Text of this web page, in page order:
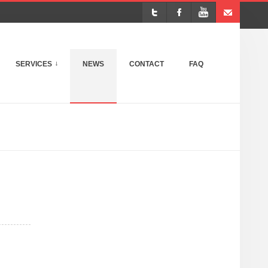
SERVICES NEWS CONTACT FAQ